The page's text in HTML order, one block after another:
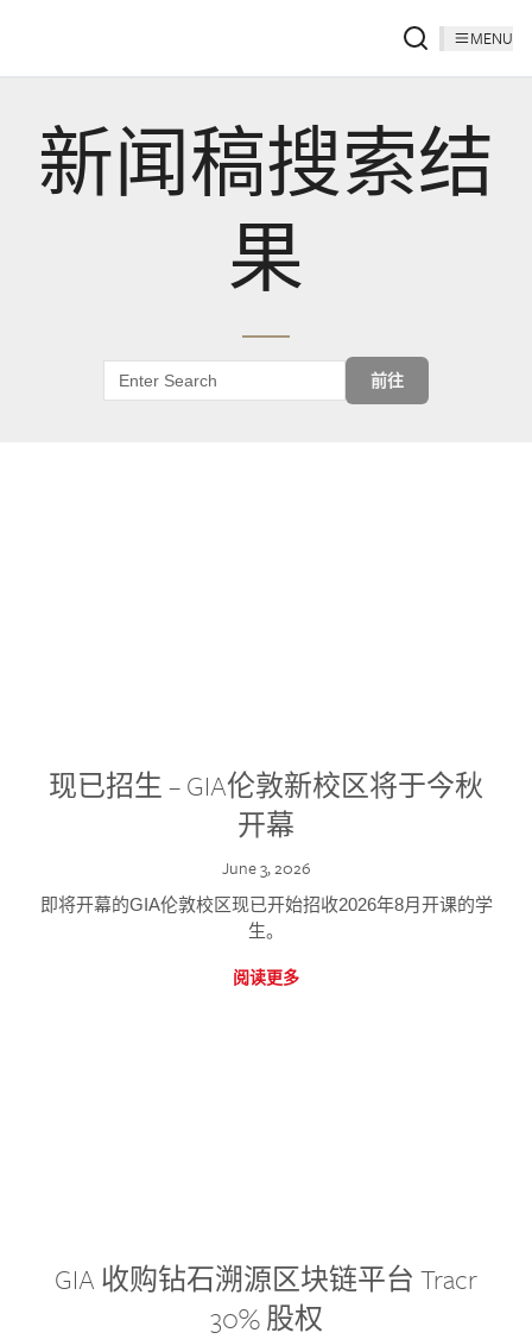
MENU
新闻稿搜索结
果
前往
现已招生 – GIA伦敦新校区将于今秋
开幕
June 3, 2026
即将开幕的GIA伦敦校区现已开始招收2026年8月开课的学
生。
阅读更多
GIA 收购钻石溯源区块链平台 Tracr
30% 股权